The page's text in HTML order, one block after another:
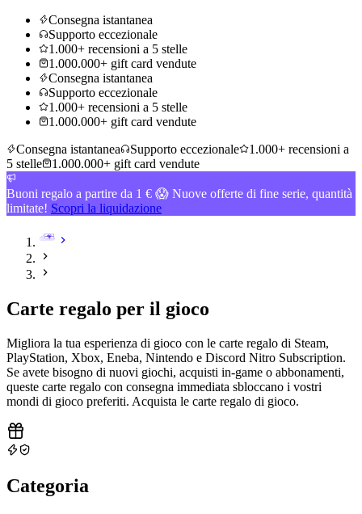
Consegna istantanea
Supporto eccezionale
1.000+ recensioni a 5 stelle
1.000.000+ gift card vendute
Consegna istantanea
Supporto eccezionale
1.000+ recensioni a 5 stelle
1.000.000+ gift card vendute
Consegna istantanea
Supporto eccezionale
1.000+ recensioni a
5 stelle
1.000.000+ gift card vendute
Buoni regalo a partire da 1 € 😱 Nuove offerte di fine serie, quantità
limitate! Scopri la liquidazione
Carte regalo per il gioco
Migliora la tua esperienza di gioco con le carte regalo di Steam,
PlayStation, Xbox, Eneba, Nintendo e Discord Nitro Subscription.
Se avete bisogno di nuovi giochi, acquisti in-game o abbonamenti,
queste carte regalo con consegna immediata sbloccano i vostri
mondi di gioco preferiti. Acquista le carte regalo di gioco.
Categoria